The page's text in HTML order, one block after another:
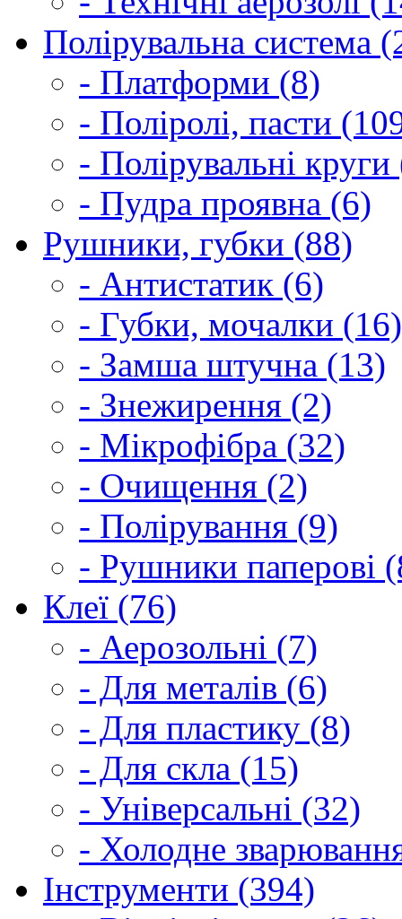
Полірувальна система
- Платформи (8)
- Поліролі, пасти
- Полірувальні
- Пудра проявна (6)
Рушники, губки (88)
- Антистатик (6)
- Губки, мочалки (16)
- Замша штучна (13)
- Знежирення (2)
- Мікрофібра (32)
- Очищення (2)
- Полірування (9)
- Рушники паперові
Клеї (76)
- Аерозольні (7)
- Для металів (6)
- Для пластику (8)
- Для скла (15)
- Універсальні (32)
- Холодне
Інструменти (394)